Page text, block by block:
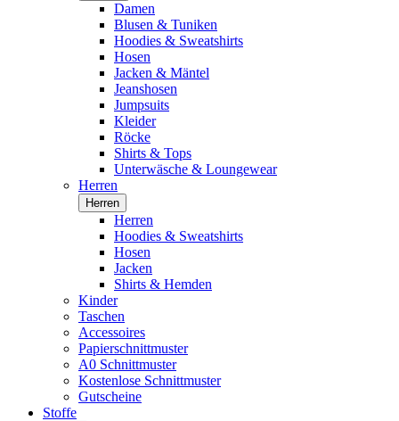
Damen
Blusen & Tuniken
Hoodies & Sweatshirts
Hosen
Jacken & Mäntel
Jeanshosen
Jumpsuits
Kleider
Röcke
Shirts & Tops
Unterwäsche & Loungewear
Herren
Herren
Herren
Hoodies & Sweatshirts
Hosen
Jacken
Shirts & Hemden
Kinder
Taschen
Accessoires
Papierschnittmuster
A0 Schnittmuster
Kostenlose Schnittmuster
Gutscheine
Stoffe